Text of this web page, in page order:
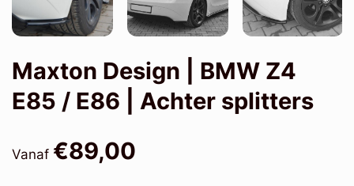
Maxton Design | BMW Z4
E85 / E86 | Achter splitters
Vanaf €89,00